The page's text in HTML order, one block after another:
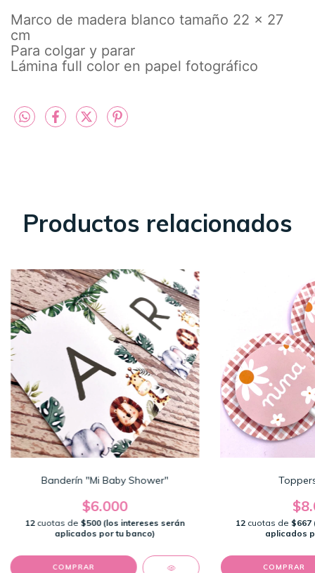
Marco de madera blanco tamaño 22 x 27
cm
Para colgar y parar
Lámina full color en papel fotográfico
Productos relacionados
Banderín "Mi Baby Shower"
$6.000
12 cuotas de $500 (los intereses serán
aplicados por tu banco)
COMPRAR
12 cuotas de $667
aplicados